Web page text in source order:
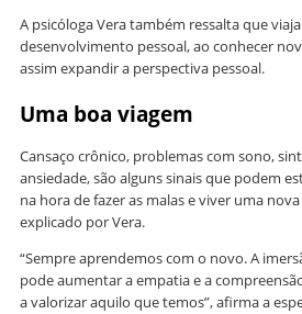
A psicóloga Vera também ressalta que
desenvolvimento pessoal, ao conhecer
assim expandir a perspectiva pessoal.
Uma boa viagem
Cansaço crônico, problemas com sono,
ansiedade, são alguns sinais que podem
na hora de fazer as malas e viver uma
explicado por Vera.
“Sempre aprendemos com o novo. A
pode aumentar a empatia e a
a valorizar aquilo que temos”, afirma a